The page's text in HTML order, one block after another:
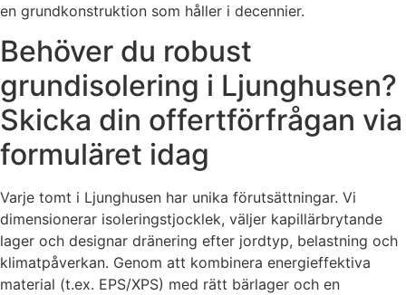
en grundkonstruktion som håller i decennier.
Behöver du robust
grundisolering i Ljunghusen?
Skicka din offertförfrågan via
formuläret idag
Varje tomt i Ljunghusen har unika förutsättningar. Vi
dimensionerar isoleringstjocklek, väljer kapillärbrytande
lager och designar dränering efter jordtyp, belastning och
klimatpåverkan. Genom att kombinera energieffektiva
material (t.ex. EPS/XPS) med rätt bärlager och en